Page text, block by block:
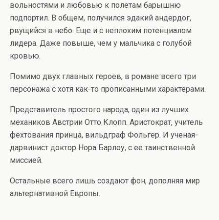
вольностями и любовью к полетам барышню
подпортил. В общем, получился эдакий андердог,
рвущийся в небо. Еще и с неплохим потенциалом
лидера. Даже повыше, чем у мальчика с голубой
кровью.
Помимо двух главных героев, в романе всего три
персонажа с хотя как-то прописанными характерами.
Представитель простого народа, один из лучших
механиков Австрии Отто Клопп. Аристократ, учитель
фехтования принца, вильдграф Фольгер. И ученая-
дарвинист доктор Нора Барлоу, с ее таинственной
миссией.
Остальные всего лишь создают фон, дополняя мир
альтернативной Европы.